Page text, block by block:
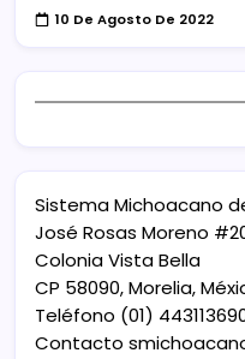
10 De Agosto De 2022
Sistema Michoacano
José Rosas Moreno
Colonia Vista Bella
CP 58090, Morelia,
Teléfono (01)
Contacto